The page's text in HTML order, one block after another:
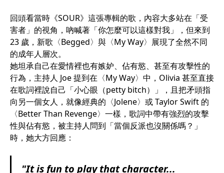
回頭看當時《SOUR》這張專輯的歌，內容大多站在「受
害者」的視角，吶喊著「你怎麼可以這樣對我」，但來到
23 歲，新歌〈Begged〉與〈My Way〉展現了全然不同
的成年人層次。
她坦承自己在愛情裡也有嫉妒、佔有慾、甚至有攻擊性的
行為，主持人 Joe 提到在〈My Way〉中，Olivia 甚至直接
在歌詞裡說自己「小心眼（petty bitch）」，且把矛頭指
向另一個女人，就像經典的〈Jolene〉或 Taylor Swift 的
〈Better Than Revenge〉一樣，歌詞中帶有強烈的攻擊
性與佔有慾，被主持人問到「當個反派也沒關係嗎？」
時，她大方回應：
"It is fun to play that character...